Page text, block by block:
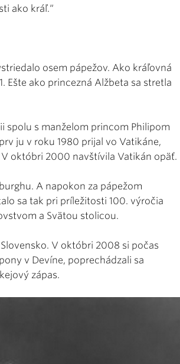
ako kráľ.“
osem pápežov. Ako kráľovná
Ešte ako princezná Alžbeta sa stretla
spolu s manželom princom Philipom
ju v roku 1980 prijal vo Vatikáne,
októbri 2000 navštívila Vatikán opäť.
A napokon za pápežom
sa tak pri príležitosti 100. výročia
a Svätou stolicou.
V októbri 2008 si počas
v Devíne, poprechádzali sa
zápas.